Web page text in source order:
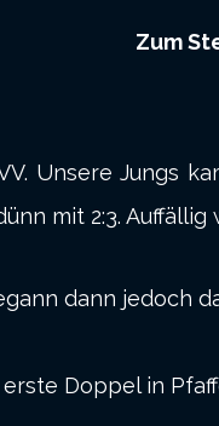
Zum
Unsere Jungs
mit 2:3.
dann jedoch
Doppel in